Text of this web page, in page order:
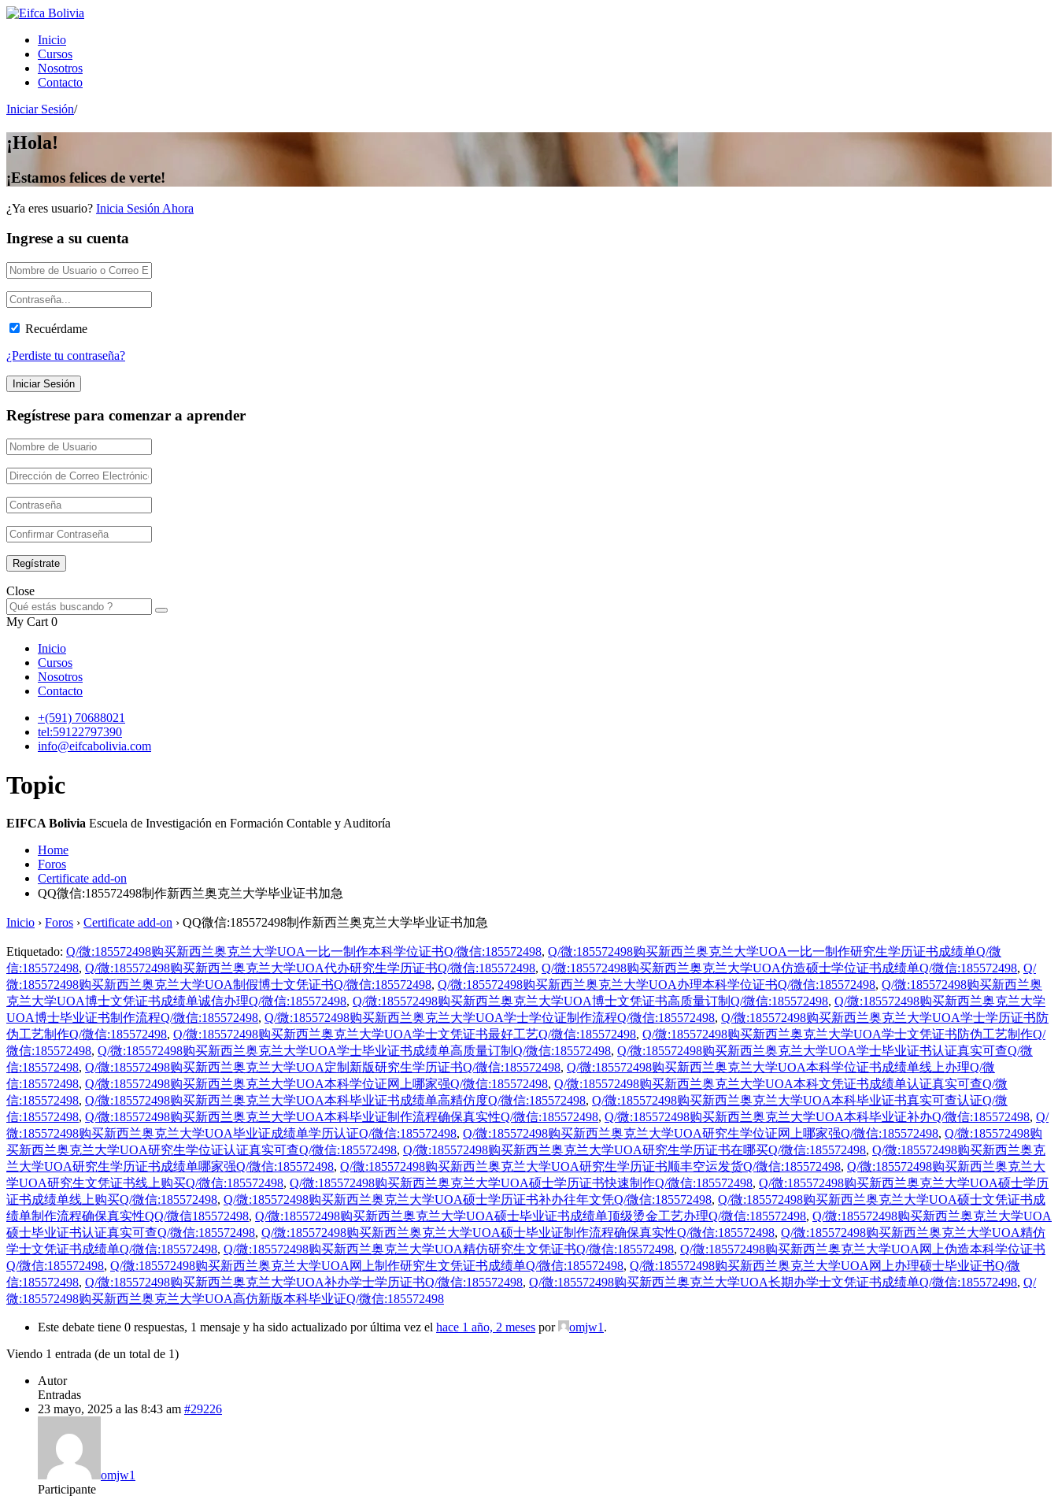
Inicio
Cursos
Nosotros
Contacto
Iniciar Sesión/
¡Hola!
¡Estamos felices de verte!
¿Ya eres usuario? Inicia Sesión Ahora
Ingrese a su cuenta
Recuérdame
¿Perdiste tu contraseña?
Regístrese para comenzar a aprender
Close
My Cart 0
Inicio
Cursos
Nosotros
Contacto
+(591) 70688021
tel:59122797390
info@eifcabolivia.com
Topic
EIFCA Bolivia Escuela de Investigación en Formación Contable y Auditoría
Home
Foros
Certificate add-on
QQ微信:185572498制作新西兰奥克兰大学毕业证书加急
Inicio › Foros › Certificate add-on › QQ微信:185572498制作新西兰奥克兰大学毕业证书加急
Etiquetado: Q/微:185572498购买新西兰奥克兰大学UOA一比一制作本科学位证书Q/微信:185572498, Q/微:185572498购买新西兰奥克兰大学UOA一比一制作研究生学历证书成绩单Q/微
信:185572498, Q/微:185572498购买新西兰奥克兰大学UOA代办研究生学历证书Q/微信:185572498, Q/微:185572498购买新西兰奥克兰大学UOA仿造硕士学位证书成绩单Q/微信:185572498, Q/
微:185572498购买新西兰奥克兰大学UOA制假博士文凭证书Q/微信:185572498, Q/微:185572498购买新西兰奥克兰大学UOA办理本科学位证书Q/微信:185572498, Q/微:185572498购买新西兰奥
克兰大学UOA博士文凭证书成绩单诚信办理Q/微信:185572498, Q/微:185572498购买新西兰奥克兰大学UOA博士文凭证书高质量订制Q/微信:185572498, Q/微:185572498购买新西兰奥克兰大学
UOA博士毕业证书制作流程Q/微信:185572498, Q/微:185572498购买新西兰奥克兰大学UOA学士学位证制作流程Q/微信:185572498, Q/微:185572498购买新西兰奥克兰大学UOA学士学历证书防
伪工艺制作Q/微信:185572498, Q/微:185572498购买新西兰奥克兰大学UOA学士文凭证书最好工艺Q/微信:185572498, Q/微:185572498购买新西兰奥克兰大学UOA学士文凭证书防伪工艺制作Q/
微信:185572498, Q/微:185572498购买新西兰奥克兰大学UOA学士毕业证书成绩单高质量订制Q/微信:185572498, Q/微:185572498购买新西兰奥克兰大学UOA学士毕业证书认证真实可查Q/微
信:185572498, Q/微:185572498购买新西兰奥克兰大学UOA定制新版研究生学历证书Q/微信:185572498, Q/微:185572498购买新西兰奥克兰大学UOA本科学位证书成绩单线上办理Q/微
信:185572498, Q/微:185572498购买新西兰奥克兰大学UOA本科学位证网上哪家强Q/微信:185572498, Q/微:185572498购买新西兰奥克兰大学UOA本科文凭证书成绩单认证真实可查Q/微
信:185572498, Q/微:185572498购买新西兰奥克兰大学UOA本科毕业证书成绩单高精仿度Q/微信:185572498, Q/微:185572498购买新西兰奥克兰大学UOA本科毕业证书真实可查认证Q/微
信:185572498, Q/微:185572498购买新西兰奥克兰大学UOA本科毕业证制作流程确保真实性Q/微信:185572498, Q/微:185572498购买新西兰奥克兰大学UOA本科毕业证补办Q/微信:185572498, Q/
微:185572498购买新西兰奥克兰大学UOA毕业证成绩单学历认证Q/微信:185572498, Q/微:185572498购买新西兰奥克兰大学UOA研究生学位证网上哪家强Q/微信:185572498, Q/微:185572498购
买新西兰奥克兰大学UOA研究生学位证认证真实可查Q/微信:185572498, Q/微:185572498购买新西兰奥克兰大学UOA研究生学历证书在哪买Q/微信:185572498, Q/微:185572498购买新西兰奥克
兰大学UOA研究生学历证书成绩单哪家强Q/微信:185572498, Q/微:185572498购买新西兰奥克兰大学UOA研究生学历证书顺丰空运发货Q/微信:185572498, Q/微:185572498购买新西兰奥克兰大
学UOA研究生文凭证书线上购买Q/微信:185572498, Q/微:185572498购买新西兰奥克兰大学UOA硕士学历证书快速制作Q/微信:185572498, Q/微:185572498购买新西兰奥克兰大学UOA硕士学历
证书成绩单线上购买Q/微信:185572498, Q/微:185572498购买新西兰奥克兰大学UOA硕士学历证书补办往年文凭Q/微信:185572498, Q/微:185572498购买新西兰奥克兰大学UOA硕士文凭证书成
绩单制作流程确保真实性QQ/微信185572498, Q/微:185572498购买新西兰奥克兰大学UOA硕士毕业证书成绩单顶级烫金工艺办理Q/微信:185572498, Q/微:185572498购买新西兰奥克兰大学UOA
硕士毕业证书认证真实可查Q/微信:185572498, Q/微:185572498购买新西兰奥克兰大学UOA硕士毕业证制作流程确保真实性Q/微信:185572498, Q/微:185572498购买新西兰奥克兰大学UOA精仿
学士文凭证书成绩单Q/微信:185572498, Q/微:185572498购买新西兰奥克兰大学UOA精仿研究生文凭证书Q/微信:185572498, Q/微:185572498购买新西兰奥克兰大学UOA网上伪造本科学位证书
Q/微信:185572498, Q/微:185572498购买新西兰奥克兰大学UOA网上制作研究生文凭证书成绩单Q/微信:185572498, Q/微:185572498购买新西兰奥克兰大学UOA网上办理硕士毕业证书Q/微
信:185572498, Q/微:185572498购买新西兰奥克兰大学UOA补办学士学历证书Q/微信:185572498, Q/微:185572498购买新西兰奥克兰大学UOA长期办学士文凭证书成绩单Q/微信:185572498, Q/
微:185572498购买新西兰奥克兰大学UOA高仿新版本科毕业证Q/微信:185572498
Este debate tiene 0 respuestas, 1 mensaje y ha sido actualizado por última vez el hace 1 año, 2 meses por omjw1 .
Viendo 1 entrada (de un total de 1)
Autor
Entradas
23 mayo, 2025 a las 8:43 am #29226
omjw1
Participante